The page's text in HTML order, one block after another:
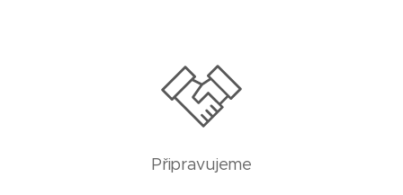
Připravujeme